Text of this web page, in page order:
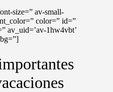
size=” av-small-
color=” id=”
av_uid=’av-1hw4vbt’